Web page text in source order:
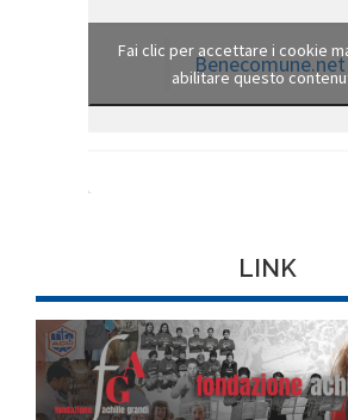
Benecomune.net
Fai clic per accettare i cookie
abilitare questo
LINK